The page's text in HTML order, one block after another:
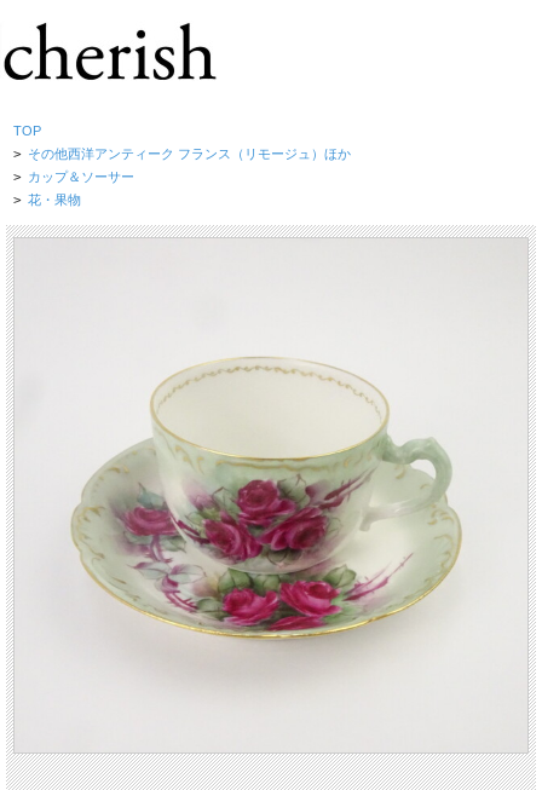
TOP
> その他西洋アンティーク フランス（リモージュ）ほか
> カップ＆ソーサー
> 花・果物